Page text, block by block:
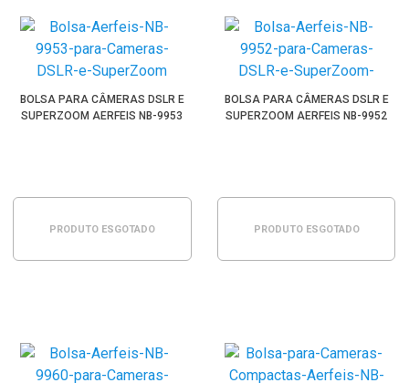
BOLSA PARA CÂMERAS DSLR E
SUPERZOOM AERFEIS NB-9953
PRODUTO ESGOTADO
BOLSA PARA CÂMERAS DSLR E
SUPERZOOM AERFEIS NB-9952
PRODUTO ESGOTADO